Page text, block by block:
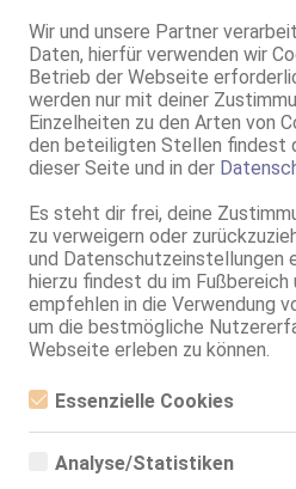
Wir und unsere Partner
Daten, hierfür verwenden wir
Betrieb der Webseite
werden nur mit deiner
Einzelheiten zu den Arten von
den beteiligten Stellen findest
dieser Seite und in der
Es steht dir frei, deine
zu verweigern oder
und Datenschutzeinstellungen
hierzu findest du im Fußbereich
empfehlen in die Verwendung
um die bestmögliche
Webseite erleben zu können.
Essenzielle Cookies
Essenzielle Cookies sind alle
ermöglicht werden. Die Webseite
Analyse/Statistiken
Bad Kreuznach
1.8km,
Caty
Patricias Appartement
Bad Kreuznach
1.8km,
Marcia Espana
Patricias Appartement
Bad Kreuznach
2.1km, Rüdesheimer
28 Jahre, 85D, KF 38,